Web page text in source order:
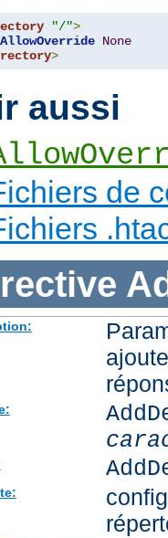
"/">
AllowOverride None
>
aussi
de